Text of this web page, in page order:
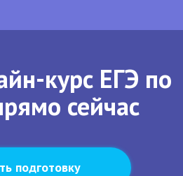
курс ЕГЭ по
сейчас
подготовку